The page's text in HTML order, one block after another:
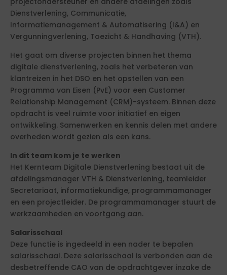
Dienstverlening, Communicatie,
Informatiemanagement & Automatisering (I&A) en
Vergunningverlening, Toezicht & Handhaving (VTH).
Het gaat om diverse projecten binnen het thema
digitale dienstverlening, zoals het verbeteren van
klantreizen in het DSO en het opstellen van een
Programma van Eisen (PvE) voor een Customer
Relationship Management (CRM)-systeem. Binnen deze
opdracht is veel ruimte voor initiatief en eigen
ontwikkeling. Samenwerken en kennis delen met andere
overheden wordt gezien als een kans.
In dit team kom je te werken
Het Kernteam Digitale Dienstverlening bestaat uit de
afdelingsmanager VTH & Dienstverlening, teamleider
Secretariaat, informatiekundige, programmamanager
en een projectleider. De programmamanager stuurt de
werkzaamheden en voortgang aan.
Salarisschaal
Deze functie is ingedeeld in een nader te bepalen
salarisschaal. Deze salarisschaal is verbonden aan de
desbetreffende CAO van de opdrachtgever inzake de